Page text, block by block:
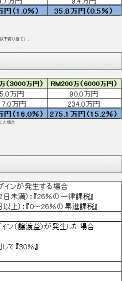
下切り捨て）。
た場合